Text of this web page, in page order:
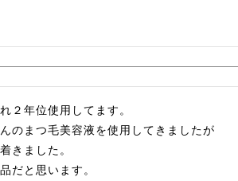
２年位使用してます。
のまつ毛美容液を使用してきましたが
きました。
だと思います。